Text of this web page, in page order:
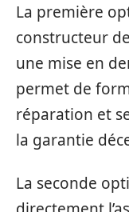
La première
constructeur
une mise en
permet de
réparation et
la garantie
La seconde